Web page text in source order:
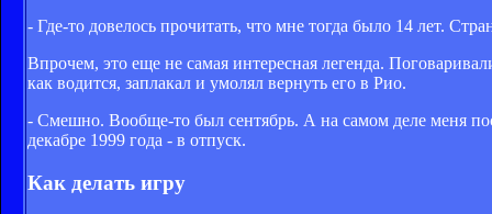
- Где-то довелось прочитать, что мне тогда было 14 лет.
Впрочем, это еще не самая интересная легенда.
как водится, заплакал и умолял вернуть его в Рио.
- Смешно. Вообще-то был сентябрь. А на самом деле меня
декабре 1999 года - в отпуск.
Как делать игру